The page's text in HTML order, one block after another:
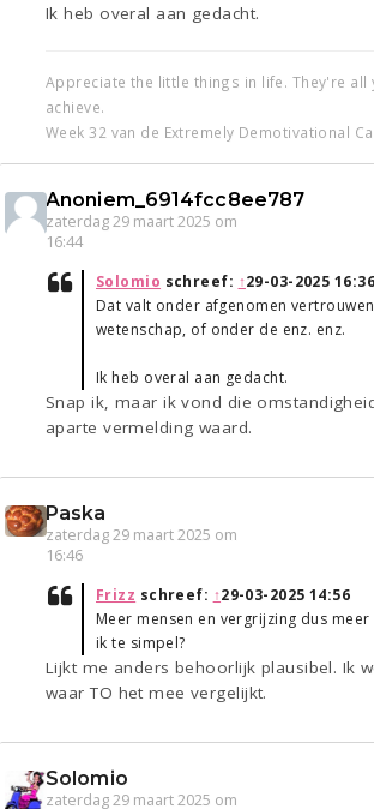
Ik heb overal aan gedacht.
Appreciate the little things in life. They're all
achieve.
Week 32 van de Extremely Demotivational
Anoniem_6914fcc8ee787
zaterdag 29 maart 2025 om
16:44
Solomio schreef: ↑29-03-2025 16:36
Dat valt onder afgenomen
wetenschap, of onder de enz. enz.
Ik heb overal aan gedacht.
Snap ik, maar ik vond die
aparte vermelding waard.
Paska
zaterdag 29 maart 2025 om
16:46
Frizz schreef: ↑29-03-2025 14:56
Meer mensen en vergrijzing dus
ik te simpel?
Lijkt me anders behoorlijk plausibel. Ik
waar TO het mee vergelijkt.
Solomio
zaterdag 29 maart 2025 om